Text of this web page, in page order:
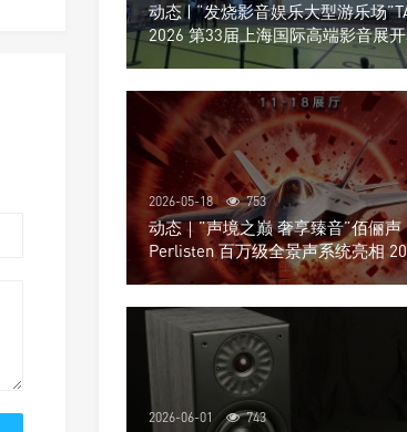
动态 | “发烧影音娱乐大型游乐场
2026 第33届上海国际高端影音展
2026-05-18 753
动态｜”声境之巅 奢享臻音”佰俪声
Perlisten 百万级全景声系统亮相
京国际音响展
2026-06-01 743